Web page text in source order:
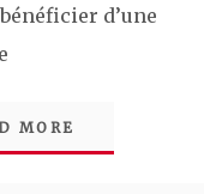
d’une
MORE